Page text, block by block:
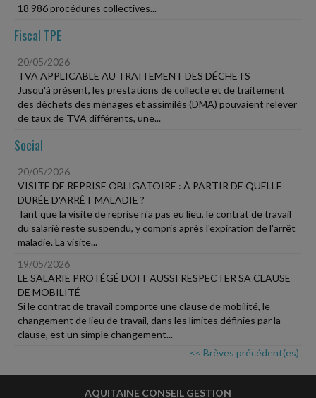
18 986 procédures collectives...
Fiscal TPE
20/05/2026
TVA APPLICABLE AU TRAITEMENT DES DÉCHETS
Jusqu'à présent, les prestations de collecte et de traitement
des déchets des ménages et assimilés (DMA) pouvaient relever
de taux de TVA différents, une...
Social
20/05/2026
VISITE DE REPRISE OBLIGATOIRE : À PARTIR DE QUELLE
DURÉE D'ARRÊT MALADIE ?
Tant que la visite de reprise n'a pas eu lieu, le contrat de travail
du salarié reste suspendu, y compris après l'expiration de l'arrêt
maladie. La visite...
19/05/2026
LE SALARIE PROTÉGÉ DOIT AUSSI RESPECTER SA CLAUSE
DE MOBILITÉ
Si le contrat de travail comporte une clause de mobilité, le
changement de lieu de travail, dans les limites définies par la
clause, est un simple changement...
<< Brèves précédent(es)
AQUITAINE CONSEIL GESTION